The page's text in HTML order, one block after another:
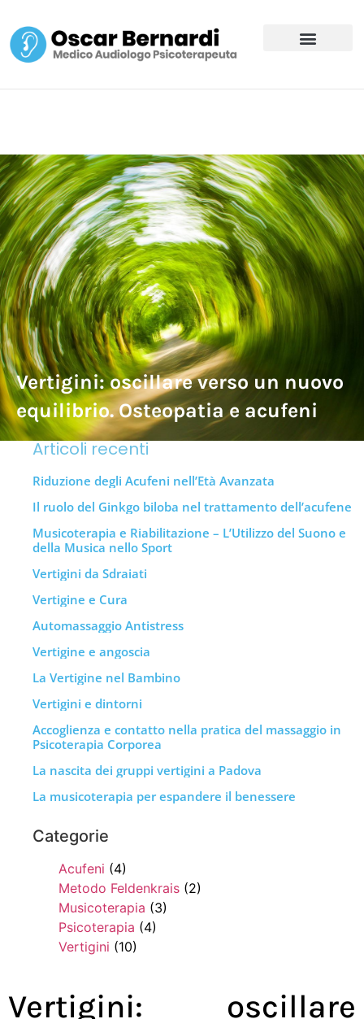
Vertigini: oscillare verso un nuovo
equilibrio. Osteopatia e acufeni
Articoli recenti
Riduzione degli Acufeni nell’Età Avanzata
Il ruolo del Ginkgo biloba nel trattamento dell’acufene
Musicoterapia e Riabilitazione – L’Utilizzo del Suono e
della Musica nello Sport
Vertigini da Sdraiati
Vertigine e Cura
Automassaggio Antistress
Vertigine e angoscia
La Vertigine nel Bambino
Vertigini e dintorni
Accoglienza e contatto nella pratica del massaggio in
Psicoterapia Corporea
La nascita dei gruppi vertigini a Padova
La musicoterapia per espandere il benessere
Categorie
Acufeni (4)
Metodo Feldenkrais (2)
Musicoterapia (3)
Psicoterapia (4)
Vertigini (10)
Vertigini: oscillare